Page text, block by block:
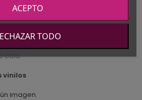
Y son REMOVIBLES, lo
gotelé de gota fina y plana.
Gold.
vinilos
imagen.
TODO
ACEPTO